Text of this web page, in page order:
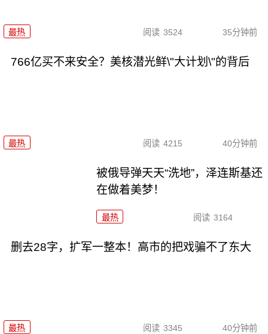
最热 阅读 3524 35分钟前
766亿买不来安全？美核潜光鲜\"大计划\"的背后
最热 阅读 4215 40分钟前
被俄导弹天天“洗地”，泽连斯基还
在做着美梦！
最热 阅读 3164
删去28字，扩军一整本！高市的把戏骗不了东大
最热 阅读 3345 40分钟前